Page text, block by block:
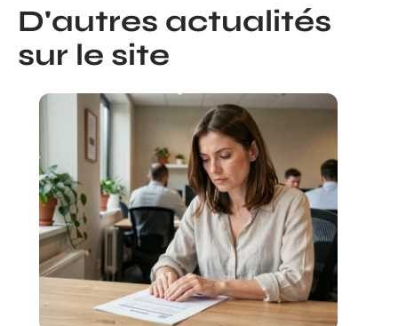
D'autres actualités
sur le site